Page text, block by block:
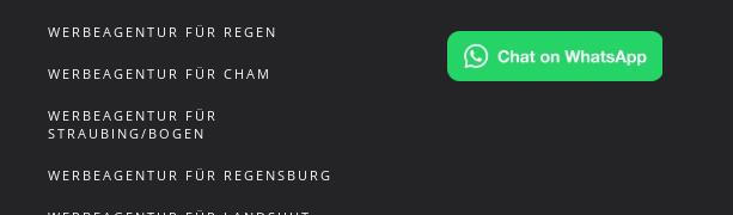
WERBEAGENTUR FÜR REGEN
WERBEAGENTUR FÜR CHAM
WERBEAGENTUR FÜR
STRAUBING/BOGEN
WERBEAGENTUR FÜR REGENSBURG